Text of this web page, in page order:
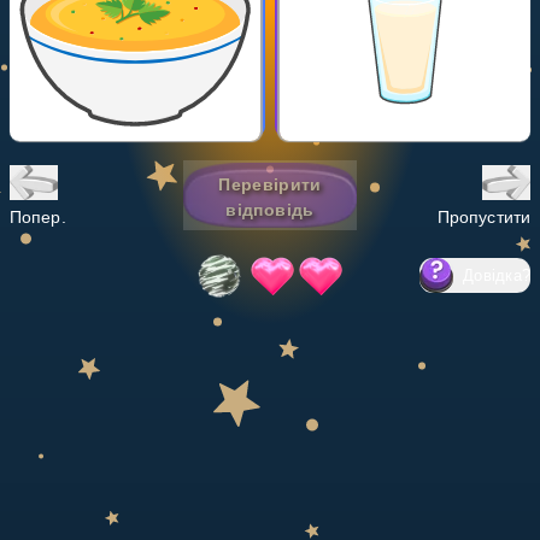
Invite a Friend
НАВЧАЛЬНИЙ ПЛАН
Попер.
Перевірити
відповідь
Пропустити
?